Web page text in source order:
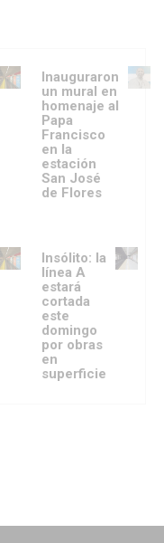
Inauguraron
un mural en
homenaje al
Papa
Francisco
en la
estación
San José
de Flores
Insólito: la
línea A
estará
cortada
este
domingo
por obras
en
superficie